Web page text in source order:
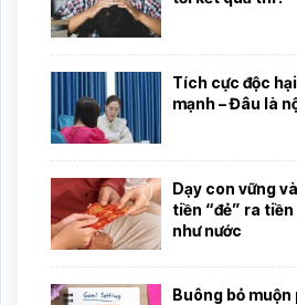
Tích cực độc
mạnh – Đâu là
Dạy con vững
tiền “đẻ” ra
như nước
Buông bỏ